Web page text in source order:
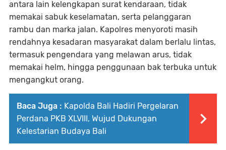
antara lain kelengkapan surat kendaraan, tidak
memakai sabuk keselamatan, serta pelanggaran
rambu dan marka jalan. Kapolres menyoroti masih
rendahnya kesadaran masyarakat dalam berlalu lintas,
termasuk pengendara yang melawan arus, tidak
memakai helm, hingga penggunaan bak terbuka untuk
mengangkut orang.
Baca Juga : Kapolda Bali Hadiri Pergelaran
Perdana PKB XLVIII, Wujud Dukungan
Kelestarian Budaya Bali